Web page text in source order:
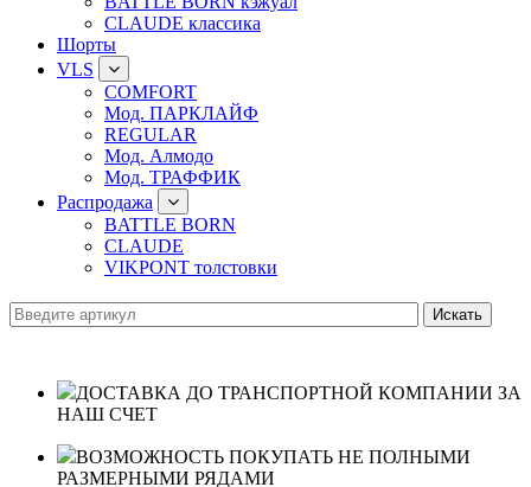
CLAUDE классика
Шорты
VLS
COMFORT
Мод. ПАРКЛАЙФ
REGULAR
Мод. Алмодо
Мод. ТРАФФИК
Распродажа
BATTLE BORN
CLAUDE
VIKPONT толстовки
ДОСТАВКА ДО ТРАНСПОРТНОЙ КОМПАНИИ ЗА
НАШ СЧЕТ
ВОЗМОЖНОСТЬ ПОКУПАТЬ НЕ ПОЛНЫМИ
РАЗМЕРНЫМИ РЯДАМИ